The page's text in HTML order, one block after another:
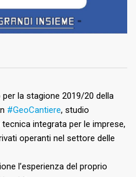
per la stagione 2019/20 della
#GeoCantiere, studio
integrata per le imprese,
operanti nel settore delle
l’esperienza del proprio